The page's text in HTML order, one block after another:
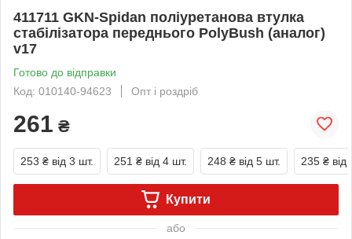
411711 GKN-Spidan поліуретанова втулка
стабілізатора переднього PolyBush (аналог)
v17
Готово до відправки
Код: 010140-94623
Опт і роздріб
261 ₴
253 ₴ від 3 шт. 251 ₴ від 4 шт. 248 ₴ від 5 шт. 235 ₴ від
Купити
або